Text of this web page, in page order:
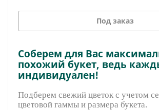
Под заказ
Соберем для Вас
похожий букет, ведь
индивидуален!
Подберем свежий цветок с учетом
цветовой гаммы и размера букета.